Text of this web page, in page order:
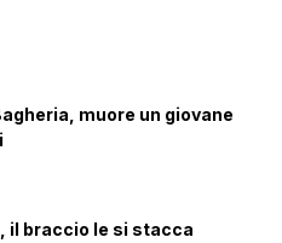
muore un giovane
il braccio le si stacca